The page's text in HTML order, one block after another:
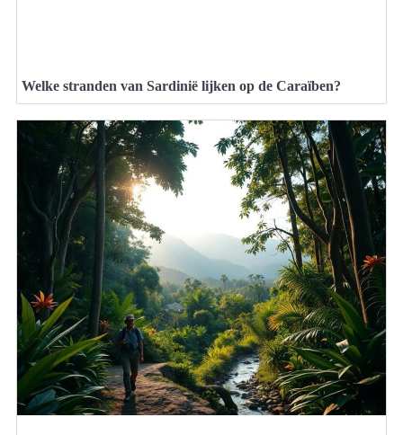
Welke stranden van Sardinië lijken op de Caraïben?